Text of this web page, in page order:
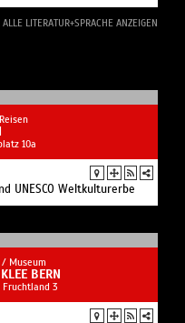
ALLE LITERATUR+SPRACHE ANZEIGEN
Reisen
10a
UNESCO Weltkulturerbe
/ Museum
BERN
Fruchtland 3